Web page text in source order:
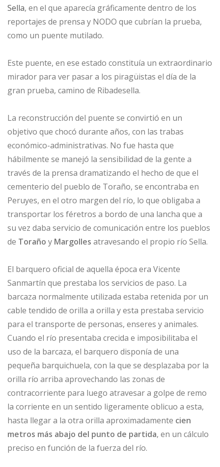
Sella, en el que aparecía gráficamente dentro de los
reportajes de prensa y NODO que cubrían la prueba,
como un puente mutilado.
Este puente, en ese estado constituía un extraordinario
mirador para ver pasar a los piragüistas el día de la
gran prueba, camino de Ribadesella.
La reconstrucción del puente se convirtió en un
objetivo que chocó durante años, con las trabas
económico-administrativas. No fue hasta que
hábilmente se manejó la sensibilidad de la gente a
través de la prensa dramatizando el hecho de que el
cementerio del pueblo de Toraño, se encontraba en
Peruyes, en el otro margen del río, lo que obligaba a
transportar los féretros a bordo de una lancha que a
su vez daba servicio de comunicación entre los pueblos
de Toraño y Margolles atravesando el propio río Sella.
El barquero oficial de aquella época era Vicente
Sanmartín que prestaba los servicios de paso. La
barcaza normalmente utilizada estaba retenida por un
cable tendido de orilla a orilla y esta prestaba servicio
para el transporte de personas, enseres y animales.
Cuando el río presentaba crecida e imposibilitaba el
uso de la barcaza, el barquero disponía de una
pequeña barquichuela, con la que se desplazaba por la
orilla río arriba aprovechando las zonas de
contracorriente para luego atravesar a golpe de remo
la corriente en un sentido ligeramente oblicuo a esta,
hasta llegar a la otra orilla aproximadamente cien
metros más abajo del punto de partida, en un cálculo
preciso en función de la fuerza del río.